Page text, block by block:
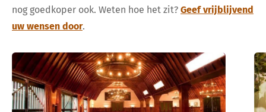
nog goedkoper ook. Weten hoe het zit? Geef vrijblijvend
uw wensen door.